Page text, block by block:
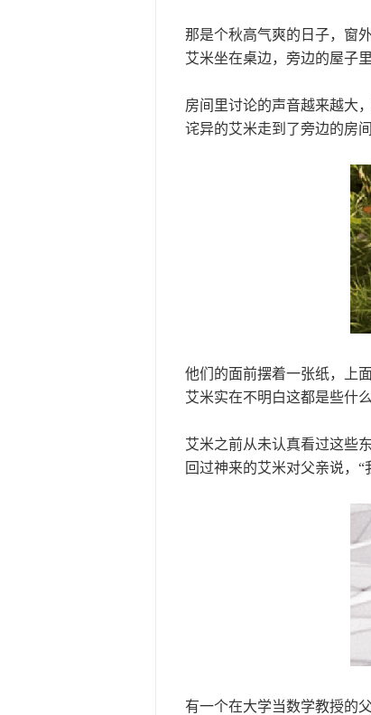
那是个秋高气爽的日子，窗外
艾米坐在桌边，旁边的屋子里
房间里讨论的声音越来越大，
诧异的艾米走到了旁边的房间
他们的面前摆着一张纸，上面
艾米实在不明白这都是些什么
艾米之前从未认真看过这些东
回过神来的艾米对父亲说，“
有一个在大学当数学教授的父